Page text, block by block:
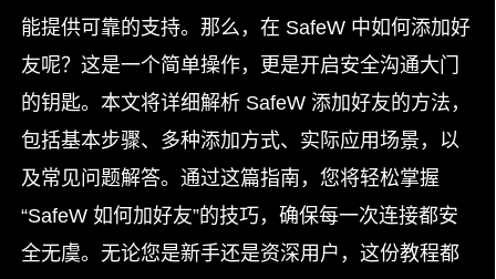
能提供可靠的支持。那么，在 SafeW 中如何添加好
友呢？这是一个简单操作，更是开启安全沟通大门
的钥匙。本文将详细解析 SafeW 添加好友的方法，
包括基本步骤、多种添加方式、实际应用场景，以
及常见问题解答。通过这篇指南，您将轻松掌握
“SafeW 如何加好友”的技巧，确保每一次连接都安
全无虞。无论您是新手还是资深用户，这份教程都